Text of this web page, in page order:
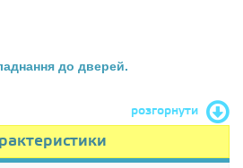
до дверей.
розгорнути